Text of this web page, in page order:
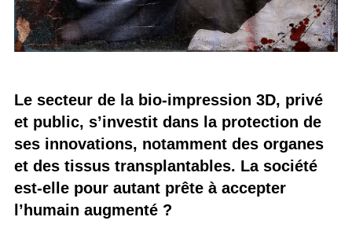
Le secteur de la bio-impression 3D, privé
et public, s’investit dans la protection de
ses innovations, notamment des organes
et des tissus transplantables. La société
est-elle pour autant prête à accepter
l’humain augmenté ?